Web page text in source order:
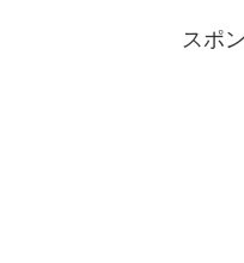
スポ